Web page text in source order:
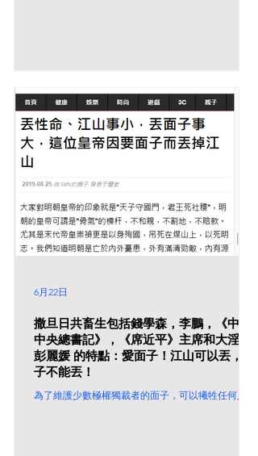
撒旦日共畜生包括錢學森，李鵬，《中共
中央總書記》，《席近平》主席和大淫婦
彭麗媛 的特點：愛面子！江山可以丟，面
子不能丟！
為了維護少數極權獨裁者的面子，可以犧牲任何人！
6月22日